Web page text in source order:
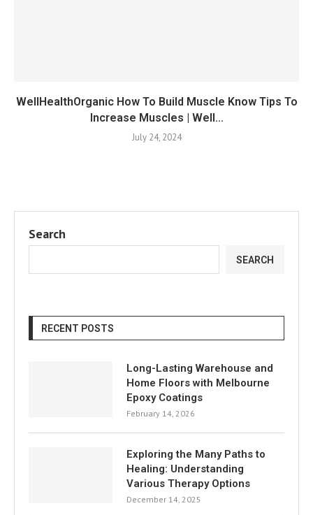
WellHealthOrganic How To Build Muscle Know Tips To
Increase Muscles | Well...
July 24, 2024
Search
SEARCH
RECENT POSTS
Long-Lasting Warehouse and
Home Floors with Melbourne
Epoxy Coatings
February 14, 2026
Exploring the Many Paths to
Healing: Understanding
Various Therapy Options
December 14, 2025